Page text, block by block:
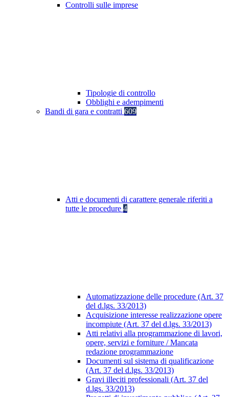
Controlli sulle imprese
Tipologie di controllo
Obblighi e adempimenti
Bandi di gara e contratti 609
Atti e documenti di carattere generale riferiti a
tutte le procedure 4
Automatizzazione delle procedure (Art. 37
del d.lgs. 33/2013)
Acquisizione interesse realizzazione opere
incompiute (Art. 37 del d.lgs. 33/2013)
Atti relativi alla programmazione di lavori,
opere, servizi e forniture / Mancata
redazione programmazione
Documenti sul sistema di qualificazione
(Art. 37 del d.lgs. 33/2013)
Gravi illeciti professionali (Art. 37 del
d.lgs. 33/2013)